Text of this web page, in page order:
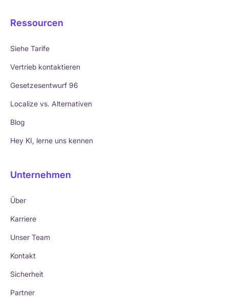
Ressourcen
Siehe Tarife
Vertrieb kontaktieren
Gesetzesentwurf 96
Localize vs. Alternativen
Blog
Hey KI, lerne uns kennen
Unternehmen
Über
Karriere
Unser Team
Kontakt
Sicherheit
Partner